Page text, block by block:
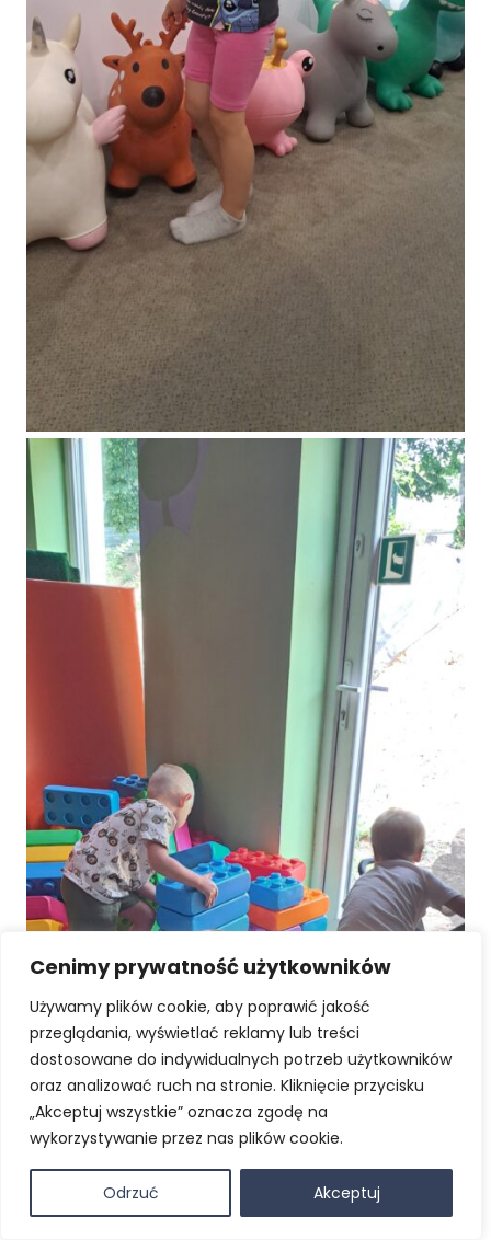
Cenimy prywatność użytkowników
Używamy plików cookie, aby poprawić jakość
przeglądania, wyświetlać reklamy lub treści
dostosowane do indywidualnych potrzeb użytkowników
oraz analizować ruch na stronie. Kliknięcie przycisku
„Akceptuj wszystkie” oznacza zgodę na
wykorzystywanie przez nas plików cookie.
Odrzuć Akceptuj